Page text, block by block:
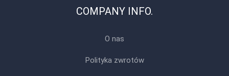
COMPANY INFO.
O nas
Polityka zwrotów